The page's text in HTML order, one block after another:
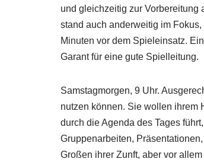
und gleichzeitig zur Vorbereitung
stand auch anderweitig im
Minuten vor dem Spieleinsatz.
Garant für eine gute Spielleitung.
Samstagmorgen, 9 Uhr.
nutzen können. Sie wollen ihrem
durch die Agenda des Tages
Gruppenarbeiten,
Großen ihrer Zunft, aber vor